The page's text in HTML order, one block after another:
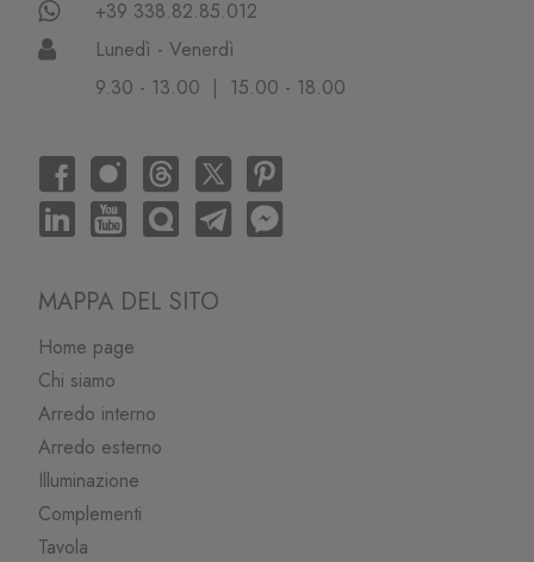
+39 338.82.85.012
Lunedì - Venerdì
9.30 - 13.00 | 15.00 - 18.00
MAPPA DEL SITO
Home page
Chi siamo
Arredo interno
Arredo esterno
Illuminazione
Complementi
Tavola